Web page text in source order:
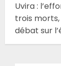
Uvira :
trois
débat sur